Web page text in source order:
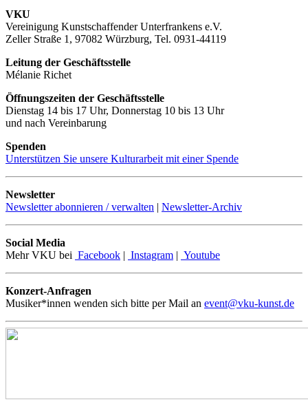
VKU
Vereinigung Kunstschaffender Unterfrankens e.V.
Zeller Straße 1, 97082 Würzburg, Tel. 0931-44119
Leitung der Geschäftsstelle
Mélanie Richet
Öffnungszeiten der Geschäftsstelle
Dienstag 14 bis 17 Uhr, Donnerstag 10 bis 13 Uhr
und nach Vereinbarung
Spenden
Unterstützen Sie unsere Kulturarbeit mit einer Spende
Newsletter
Newsletter abonnieren / verwalten | Newsletter-Archiv
Social Media
Mehr VKU bei Facebook | Instagram | Youtube
Konzert-Anfragen
Musiker*innen wenden sich bitte per Mail an event@vku-kunst.de